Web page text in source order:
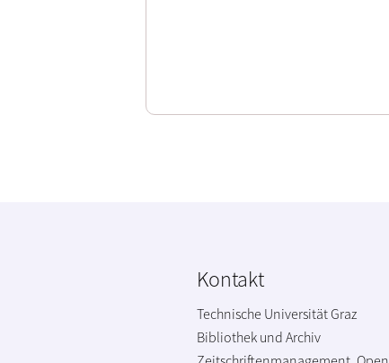
Kontakt
Technische Universität Graz
Bibliothek und Archiv